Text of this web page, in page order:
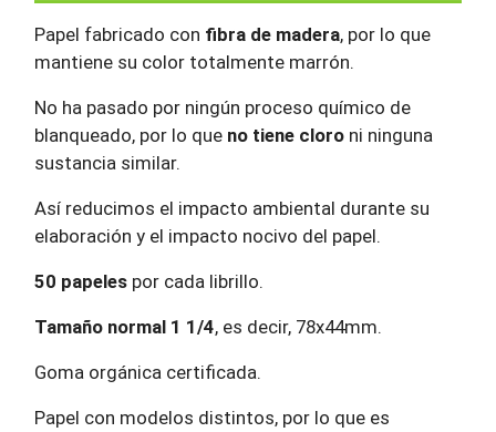
Papel fabricado con fibra de madera, por lo que
mantiene su color totalmente marrón.
No ha pasado por ningún proceso químico de
blanqueado, por lo que no tiene cloro ni ninguna
sustancia similar.
Así reducimos el impacto ambiental durante su
elaboración y el impacto nocivo del papel.
50 papeles por cada librillo.
Tamaño normal 1 1/4, es decir, 78x44mm.
Goma orgánica certificada.
Papel con modelos distintos, por lo que es